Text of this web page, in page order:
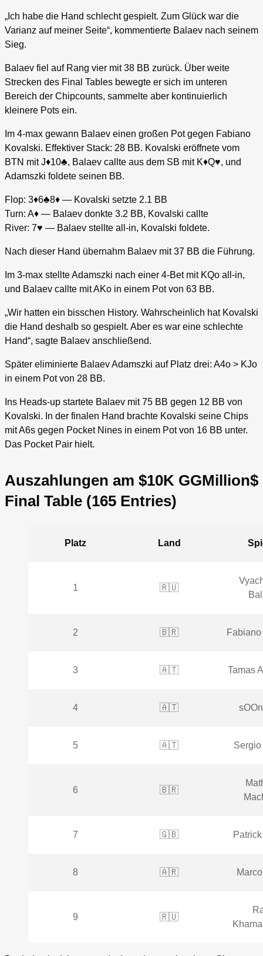
„Ich habe die Hand schlecht gespielt. Zum Glück war die
Varianz auf meiner Seite“, kommentierte Balaev nach seinem
Sieg.
Balaev fiel auf Rang vier mit 38 BB zurück. Über weite
Strecken des Final Tables bewegte er sich im unteren
Bereich der Chipcounts, sammelte aber kontinuierlich
kleinere Pots ein.
Im 4-max gewann Balaev einen großen Pot gegen Fabiano
Kovalski. Effektiver Stack: 28 BB. Kovalski eröffnete vom
BTN mit J♦10♣, Balaev callte aus dem SB mit K♦Q♥, und
Adamszki foldete seinen BB.
Flop: 3♦6♣8♦ — Kovalski setzte 2.1 BB
Turn: A♦ — Balaev donkte 3.2 BB, Kovalski callte
River: 7♥ — Balaev stellte all-in, Kovalski foldete.
Nach dieser Hand übernahm Balaev mit 37 BB die Führung.
Im 3-max stellte Adamszki nach einer 4-Bet mit KQo all-in,
und Balaev callte mit AKo in einem Pot von 63 BB.
„Wir hatten ein bisschen History. Wahrscheinlich hat Kovalski
die Hand deshalb so gespielt. Aber es war eine schlechte
Hand“, sagte Balaev anschließend.
Später eliminierte Balaev Adamszki auf Platz drei: A4o > KJo
in einem Pot von 28 BB.
Ins Heads-up startete Balaev mit 75 BB gegen 12 BB von
Kovalski. In der finalen Hand brachte Kovalski seine Chips
mit A6s gegen Pocket Nines in einem Pot von 16 BB unter.
Das Pocket Pair hielt.
Auszahlungen am $10K GGMillion$
Final Table (165 Entries)
Platz Land
1 🇷🇺
2 🇧🇷
3 🇦🇹 Tamas
4 🇦🇹
5 🇦🇹
6 🇧🇷
7 🇬🇧
8 🇦🇷
9 🇷🇺